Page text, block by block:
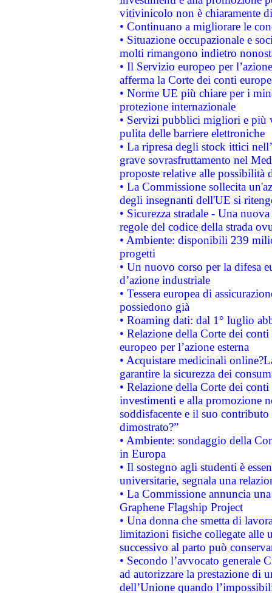
vitivinicolo non è chiaramente
• Continuano a migliorare le
• Situazione occupazionale e
molti rimangono indietro
• Il Servizio europeo per
afferma la Corte dei conti
• Norme UE più chiare per i
protezione internazionale
• Servizi pubblici migliori e più
pulita delle barriere elettroniche
• La ripresa degli stock ittici
grave sovrasfruttamento nel
proposte relative alle possibilità
• La Commissione sollecita
degli insegnanti dell'UE si
• Sicurezza stradale - Una
regole del codice della strada
• Ambiente: disponibili 239
progetti
• Un nuovo corso per la difesa
d’azione industriale
• Tessera europea di
possiedono già
• Roaming dati: dal 1° luglio
• Relazione della Corte dei
europeo per l’azione esterna
• Acquistare medicinali
garantire la sicurezza dei
• Relazione della Corte dei
investimenti e alla promozione
soddisfacente e il suo
dimostrato?”
• Ambiente: sondaggio della
in Europa
• Il sostegno agli studenti è
universitarie, segnala una
• La Commissione annuncia
Graphene Flagship Project
• Una donna che smetta di
limitazioni fisiche collegate alle
successivo al parto può
• Secondo l’avvocato
ad autorizzare la prestazione di
dell’Unione quando